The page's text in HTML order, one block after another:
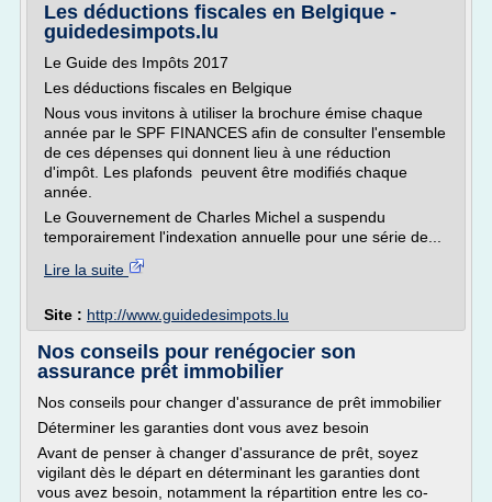
Les déductions fiscales en Belgique -
guidedesimpots.lu
Le Guide des Impôts 2017
Les déductions fiscales en Belgique
Nous vous invitons à utiliser la brochure émise chaque
année par le SPF FINANCES afin de consulter l'ensemble
de ces dépenses qui donnent lieu à une réduction
d'impôt. Les plafonds peuvent être modifiés chaque
année.
Le Gouvernement de Charles Michel a suspendu
temporairement l'indexation annuelle pour une série de...
Lire la suite
Site : http://www.guidedesimpots.lu
Nos conseils pour renégocier son
assurance prêt immobilier
Nos conseils pour changer d'assurance de prêt immobilier
Déterminer les garanties dont vous avez besoin
Avant de penser à changer d'assurance de prêt, soyez
vigilant dès le départ en déterminant les garanties dont
vous avez besoin, notamment la répartition entre les co-